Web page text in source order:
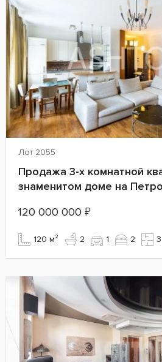
Лот 2055
Продажа 3-х комнатной
знаменитом доме на
120 000 000 ₽
120 м² 2 1 2 3